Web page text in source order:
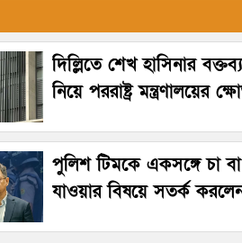
দিল্লিতে শেখ হাসিনার
নিয়ে পররাষ্ট্র মন্ত্রণালয়ের
পুলিশ টিমকে একসঙ্গে চা বা
যাওয়ার বিষয়ে সতর্ক করলেন